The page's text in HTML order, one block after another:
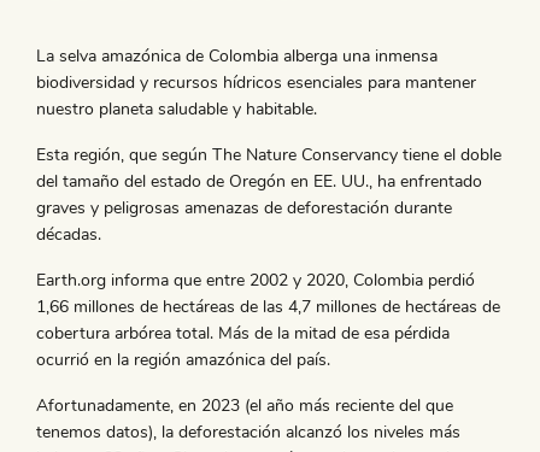
La selva amazónica de Colombia alberga una inmensa
biodiversidad y recursos hídricos esenciales para mantener
nuestro planeta saludable y habitable.
Esta región, que según The Nature Conservancy tiene el doble
del tamaño del estado de Oregón en EE. UU., ha enfrentado
graves y peligrosas amenazas de deforestación durante
décadas.
Earth.org informa que entre 2002 y 2020, Colombia perdió
1,66 millones de hectáreas de las 4,7 millones de hectáreas de
cobertura arbórea total. Más de la mitad de esa pérdida
ocurrió en la región amazónica del país.
Afortunadamente, en 2023 (el año más reciente del que
tenemos datos), la deforestación alcanzó los niveles más